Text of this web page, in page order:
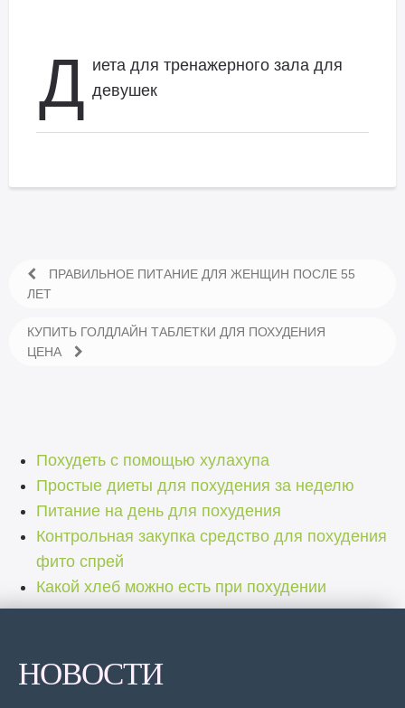
Д иета для тренажерного зала для
девушек
ПРАВИЛЬНОЕ ПИТАНИЕ ДЛЯ ЖЕНЩИН ПОСЛЕ 55
ЛЕТ
КУПИТЬ ГОЛДЛАЙН ТАБЛЕТКИ ДЛЯ ПОХУДЕНИЯ
ЦЕНА
Похудеть с помощью хулахупа
Простые диеты для похудения за неделю
Питание на день для похудения
Контрольная закупка средство для похудения
фито спрей
Какой хлеб можно есть при похудении
НОВОСТИ